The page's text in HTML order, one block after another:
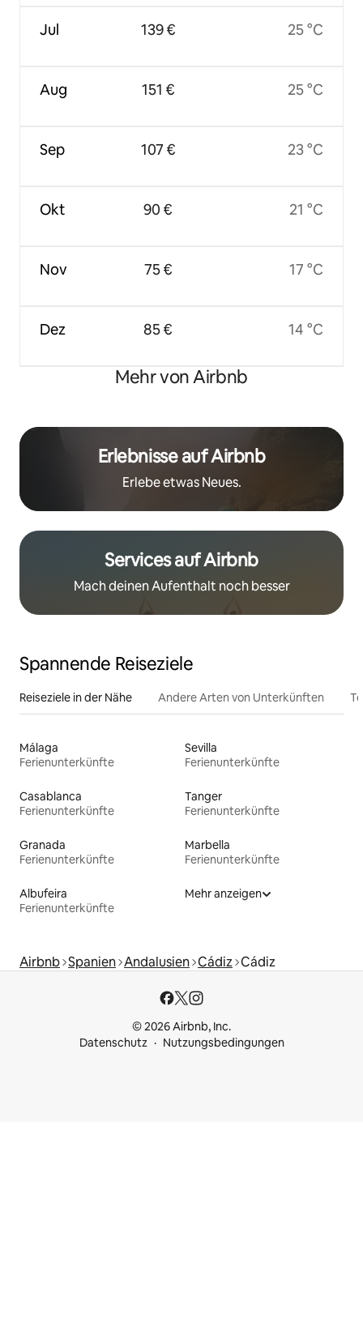
Jul
Aug
Sep
Okt
Nov
Dez
139 €
151 €
107 €
90 €
75 €
85 €
25 °C
25 °C
23 °C
21 °C
17 °C
14 °C
Mehr von Airbnb
Erlebnisse auf Airbnb
Erlebe etwas Neues.
Services auf Airbnb
Mach deinen Aufenthalt noch besser
Spannende Reiseziele
Reiseziele in der Nähe Andere Arten von Unterkünften
Málaga
Ferienunterkünfte
Sevilla
Ferienunterkünfte
Casablanca
Ferienunterkünfte
Tanger
Ferienunterkünfte
Granada
Ferienunterkünfte
Marbella
Ferienunterkünfte
Albufeira
Ferienunterkünfte
Mehr anzeigen
Airbnb Spanien Andalusien Cádiz Cádiz
© 2026 Airbnb, Inc.
Datenschutz
Nutzungsbedingungen